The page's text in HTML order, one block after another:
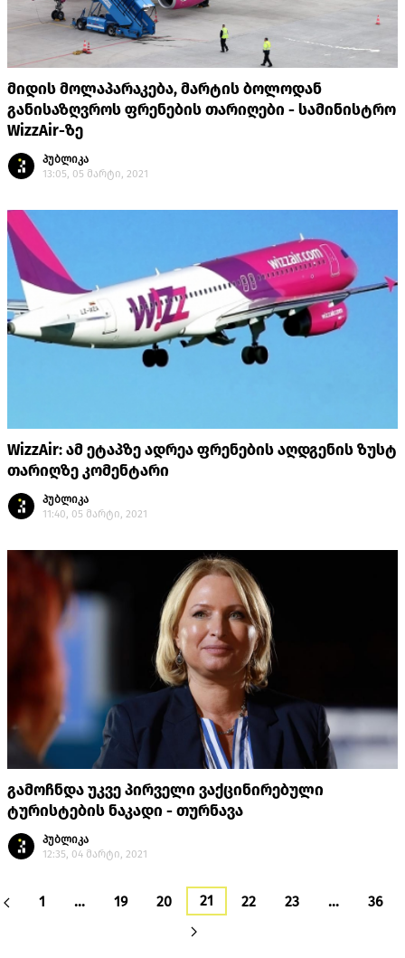
მიდის მოლაპარაკება, მარტის ბოლოდან
განისაზღვროს ფრენების თარიღები - სამინისტრო
WizzAir-ზე
პუბლიკა
13:05, 05 მარტი, 2021
WizzAir: ამ ეტაპზე ადრეა ფრენების აღდგენის ზუსტ
თარიღზე კომენტარი
პუბლიკა
11:40, 05 მარტი, 2021
გამოჩნდა უკვე პირველი ვაქცინირებული
ტურისტების ნაკადი - თურნავა
პუბლიკა
12:35, 04 მარტი, 2021
1 … 19 20 21 22 23 … 36